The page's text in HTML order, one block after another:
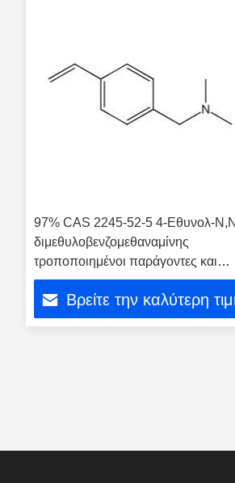
97% CAS 2245-52-5 4-Εθυνολ-
διμεθυλοβενζομεθαναμίνης
τροποποιημένοι παράγοντες και
συνδυασμένα πολυμερή με βάση
διήνιο Βρείτε την καλύτερη